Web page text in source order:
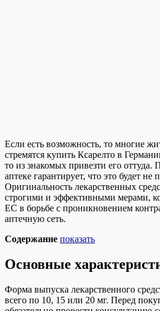
Если есть возможность, то многие
стремятся купить Ксарелто в
то из знакомых привезти его оттуда.
аптеке гарантирует, что это будет не
Оригинальность лекарственных
строгими и эффективными мерами,
ЕС в борьбе с проникновением
аптечную сеть.
Содержание показать
Основные
Форма выпуска лекарственного
всего по 10, 15 или 20 мг. Перед